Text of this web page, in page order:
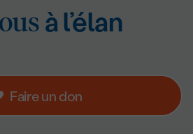
Faire un don
vousà
à l’élan